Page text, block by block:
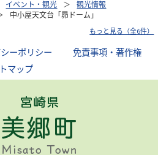
イベント・観光
観光情報
中小屋天文台「昴ドーム」
もっと見る（全6件）
ーポリシー
免責事項・著作権
マップ